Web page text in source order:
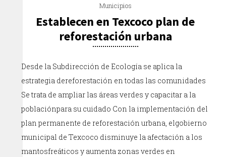
Municipios
Establecen en Texcoco plan de
reforestación urbana
Desde la Subdirección de Ecología se aplica la
estrategia dereforestación en todas las comunidades
Se trata de ampliar las áreas verdes y capacitar a la
poblaciónpara su cuidado Con la implementación del
plan permanente de reforestación urbana, elgobierno
municipal de Texcoco disminuye la afectación a los
mantosfreáticos y aumenta zonas verdes en